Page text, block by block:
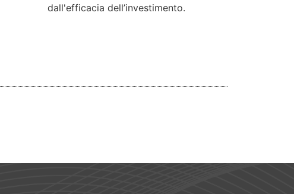
dall'efficacia dell’investimento.